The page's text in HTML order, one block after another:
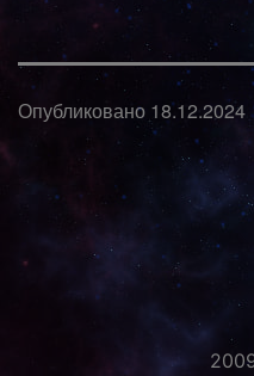
Опубликовано 18.12.2024